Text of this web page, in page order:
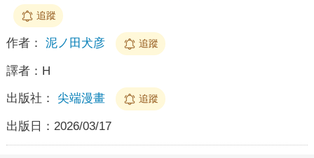
追蹤
作者： 泥ノ田犬彦 追蹤
譯者： H
出版社： 尖端漫畫 追蹤
出版日： 2026/03/17